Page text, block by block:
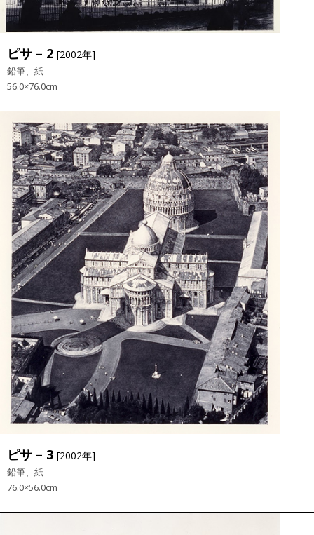
ピサ – 2 [2002年]
鉛筆、紙
56.0×76.0cm
ピサ – 3 [2002年]
鉛筆、紙
76.0×56.0cm